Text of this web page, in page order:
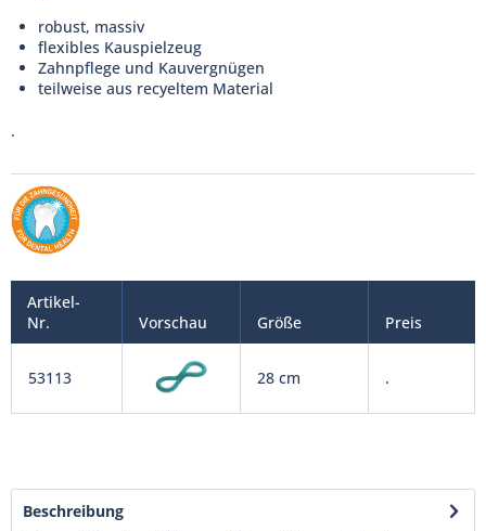
robust, massiv
flexibles Kauspielzeug
Zahnpflege und Kauvergnügen
teilweise aus recyeltem Material
.
Artikel-
Nr.
Vorschau Größe Preis
53113 28 cm .
Beschreibung